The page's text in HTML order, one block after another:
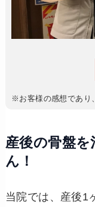
※お客様の感想であり
産後の骨盤
ん！
当院では、産後1